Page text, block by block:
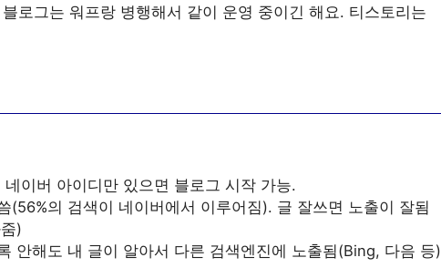
로그는 워프랑 병행해서 같이 운영 중이긴 해요. 티스토리는
이버 아이디만 있으면 블로그 시작 가능.
(56%의 검색이 네이버에서 이루어짐). 글 잘쓰면 노출이 잘됨
)
안해도 내 글이 알아서 다른 검색엔진에 노출됨(Bing, 다음 등)